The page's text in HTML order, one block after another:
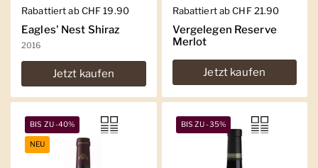
Regulärer Preis
Rabattiert ab CHF 19.90
Eagles' Nest Shiraz
2016
Jetzt kaufen
Regulärer Preis
Rabattiert ab CHF 21.90
Vergelegen Reserve
Merlot
Jetzt kaufen
BIS ZU -40%
NEU
BIS ZU -35%